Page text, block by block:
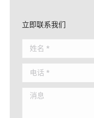
立即联系我们
姓名 *
电话 *
消息